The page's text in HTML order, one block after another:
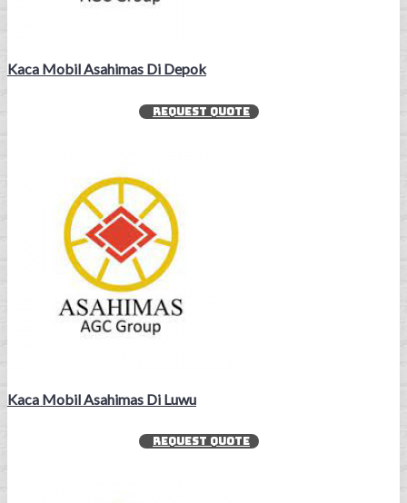
Kaca Mobil Asahimas Di Depok
REQUEST QUOTE
Kaca Mobil Asahimas Di Luwu
REQUEST QUOTE